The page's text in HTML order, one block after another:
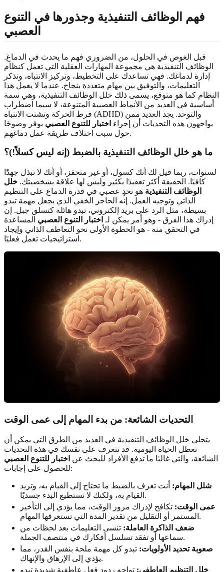
فهم الوظائف التنفيذية وجذورها في التنوع
العصبي
قبل الغوص في الحلول، من الضروري فهم ما يحدث في الدماغ.
الوظائف التنفيذية هي مجموعة المهارات العقلية التي تعمل كنظام
إدارة لدماغك. فهي تساعدك على التخطيط، وتركيز الانتباه، وتذكر
التعليمات، والتوفيق بين مهام متعددة بنجاح. عندما لا يعمل هذا
النظام كما هو متوقع، يسمى ذلك خلل الوظائف التنفيذية، وهي سمة
أساسية في العديد من الأنماط العصبية المتنوعة، لا سيما اضطراب
فرط الحركة وتشتت الانتباه (ADHD) والتوحد. يجد العديد ممن
يواجهون هذه التحديات أن إجراء اختبار للتنوع العصبي يوفر وضوحًا
حول سبب اختلاف طريقة عمل دماغهم.
ما هو خلل الوظائف التنفيذية بالضبط (إنه ليس كسلاً!)؟
لسنوات، ربما قيل لك أنك كسول، أو غير متحفز، أو أنك لا تبذل جهدًا
كافيًا. الحقيقة أكثر تعقيدًا بكثير وليس لها علاقة بشخصيتك. خلل
الوظائف التنفيذية هو تحدٍ عصبي في قدرة الدماغ على التنظيم
الذاتي وتوجيه العمل. إنه الحاجز الخفي الذي يجعل مهمة تبدو
بسيطة، مثل الرد على بريد إلكتروني، تبدو هائلة كتسلق جبل. إن
إدراك هذا الفرق - وهو أمر يمكن لـ اختبار التنوع العصبي المساعدة
في التحقق منه - هو الخطوة الأولى نحو التعاطف الذاتي وإيجاد
استراتيجيات تعمل فعليًا.
التحديات الشائعة: من بدء المهام إلى عمى الوقت
يتجلى خلل الوظائف التنفيذية في العديد من الطرق التي يمكن أن
تعطل الحياة اليومية. قد تتعرف على نفسك في هذه التحديات
الشائعة، والتي غالبًا ما تدفع الأفراد للبحث عن اختبار للتنوع العصبي
للحصول على إجابات:
شلل المهام: أنت تعرف بالضبط ما تحتاج إلى القيام به، وتريد
القيام به، ولكنك لا تستطيع البدء جسديًا.
عمى الوقت: تكافح لإدراك مرور الوقت، مما يؤدي إلى التأخير
المستمر أو التقليل من تقدير المدة التي تستغرقها المهام.
ضعف الذاكرة العاملة: تنسى التعليمات بعد لحظات من
سماعها أو تفقد تسلسل أفكارك في منتصف الجملة.
صعوبة تحديد الأولويات: تبدو كل مهمة ملحة بنفس القدر، مما
يؤدي إلى الإرهاق والإنهاك.
خلل التنظيم العاطفي: تواجه ردود فعل عاطفية شديدة تبدو